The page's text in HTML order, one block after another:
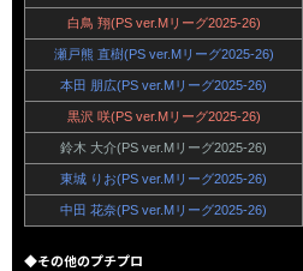
白鳥 翔(PS ver.Mリーグ2025-26)
瀬戸熊 直樹(PS ver.Mリーグ2025-26)
本田 朋広(PS ver.Mリーグ2025-26)
黒沢 咲(PS ver.Mリーグ2025-26)
鈴木 大介(PS ver.Mリーグ2025-26)
東城 りお(PS ver.Mリーグ2025-26)
中田 花奈(PS ver.Mリーグ2025-26)
◆その他のプチプロ